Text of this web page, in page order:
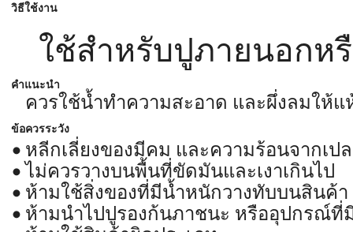
วิธีใช้งาน
ใช้สำหรับปูภายนอกห
คำแนะนำ
ควรใช้น้ำทำความสะอาด และผึ่งลมให้แ
ข้อควรระวัง
หลีกเลี่ยงของมีคม และความร้อนจากเป
ไม่ควรวางบนพื้นที่ขัดมันและเงาเกินไป
ห้ามใช้สิ่งของที่มีน้ำหนักวางทับบนสินค้า
ห้ามนำไปปูรองก้นภาชนะ หรืออุปกรณ์ที่